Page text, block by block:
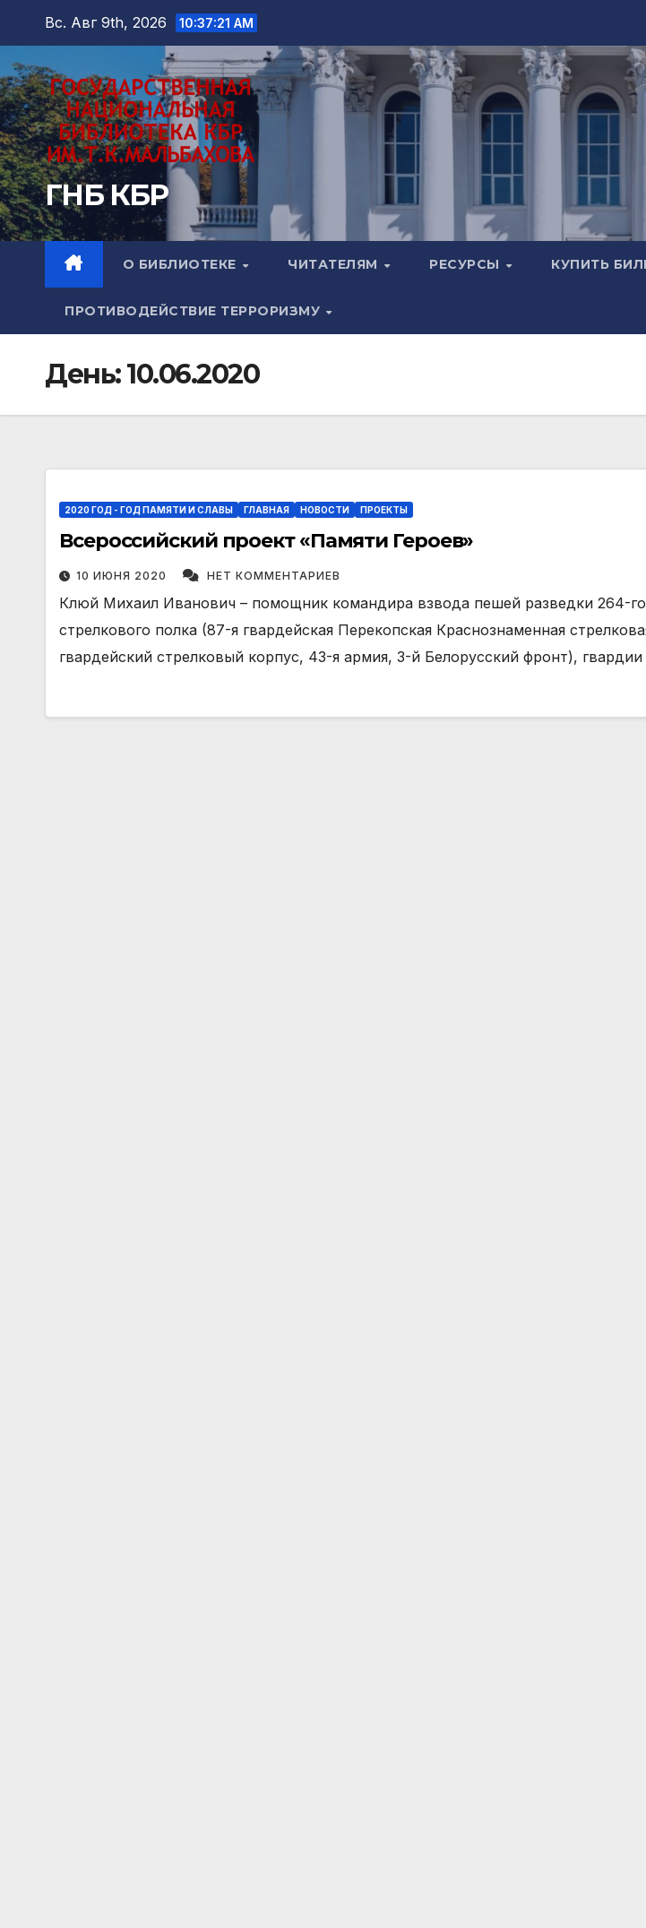
Перейти
содержимому
Вс. Авг 9th, 2026 10:37:23 AM
ГНБ КБР
О БИБЛИОТЕКЕ ЧИТАТЕЛЯМ РЕСУРСЫ КУПИТЬ
ПРОТИВОДЕЙСТВИЕ ТЕРРОРИЗМУ
День:10.06.2020
2020 ГОД - ГОД ПАМЯТИ И СЛАВЫ ГЛАВНАЯ НОВОСТИ ПРОЕКТЫ
Всероссийский проект «Памяти Героев»
10 ИЮНЯ 2020 НЕТ КОММЕНТАРИЕВ
Клюй Михаил Иванович – помощник командира взвода пешей разведки 264-го
стрелкового полка (87-я гвардейская Перекопская Краснознаменная
гвардейский стрелковый корпус, 43-я армия, 3-й Белорусский фронт),